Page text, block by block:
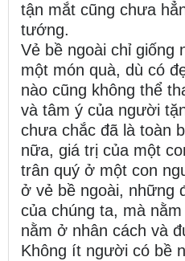
tận mắt cũng chưa
tướng.
Vẻ bề ngoài chỉ giống
một món quà, dù có
nào cũng không thể
và tâm ý của người
chưa chắc đã là toàn
nữa, giá trị của một
trân quý ở một con
ở vẻ bề ngoài, những
của chúng ta, mà
nằm ở nhân cách và
Không ít người có bề